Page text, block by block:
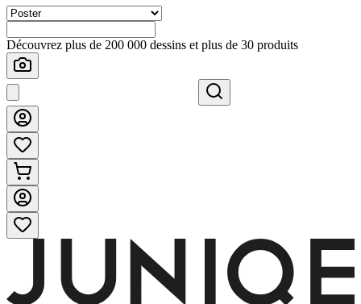
Découvrez plus de 200 000 dessins et plus de 30 produits